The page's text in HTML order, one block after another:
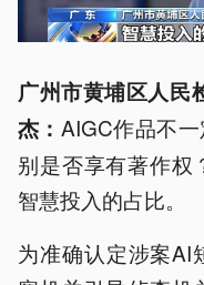
广州市黄埔区人民
杰： AIGC作品不
别是否享有著作权
智慧投入的占比。
为准确认定涉案AI